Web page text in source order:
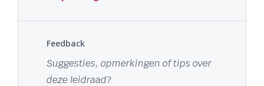
Feedback
Suggesties, opmerkingen of tips over
deze leidraad?